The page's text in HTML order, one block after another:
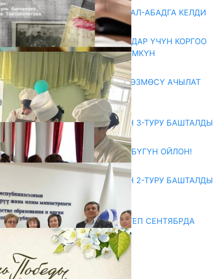
«БИРИМДИК КЕРБЕНИ» ЖАЛАЛ-АБАДГА КЕЛДИ
07.08.2026
КОРРУПЦИЯНЫ КАБАРЛАГАНДАР ҮЧҮН КОРГОО
ЧАРАЛАРЫ КҮЧӨТҮЛҮШҮ МҮМКҮН
«АРХИВ – ИСКУССТВО» КӨРГӨЗМӨСҮ АЧЫЛАТ
07.08.2026
Абитуриент
ЖОЖДОРГО КАБЫЛ АЛУУНУН 3-ТУРУ БАШТАЛДЫ
27.07.2026
ӨЗҮҢДҮН КЕЛЕЧЕГИҢ ҮЧҮН БҮГҮН ОЙЛОН!
20.07.2026
ЖОЖДОРГО КАБЫЛ АЛУУНУН 2-ТУРУ БАШТАЛДЫ
20.07.2026
Медиа
СУЗАКТА 750 ОРУНДУУ МЕКТЕП СЕНТЯБРДА
ПАЙДАЛАНУУГА БЕРИЛЕТ
07.08.2025
Улуу Жеңиштин жандуу сөзү
29.04.2025